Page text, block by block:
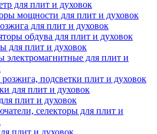
для плит и духовок
мощности для плит и духовок
для плит и духовок
обдува для плит и духовок
для плит и духовок
электромагнитные для плит и
подсветки плит и духовок
для плит и духовок
плит и духовок
селекторы для плит и
плит и духовок